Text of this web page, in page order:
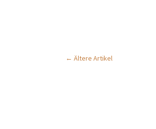
←Ältere Artikel